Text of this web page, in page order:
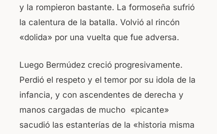
y la rompieron bastante. La formoseña sufrió
la calentura de la batalla. Volvió al rincón
«dolida» por una vuelta que fue adversa.
Luego Bermúdez creció progresivamente.
Perdió el respeto y el temor por su idola de la
infancia, y con ascendentes de derecha y
manos cargadas de mucho «picante»
sacudió las estanterías de la «historia misma